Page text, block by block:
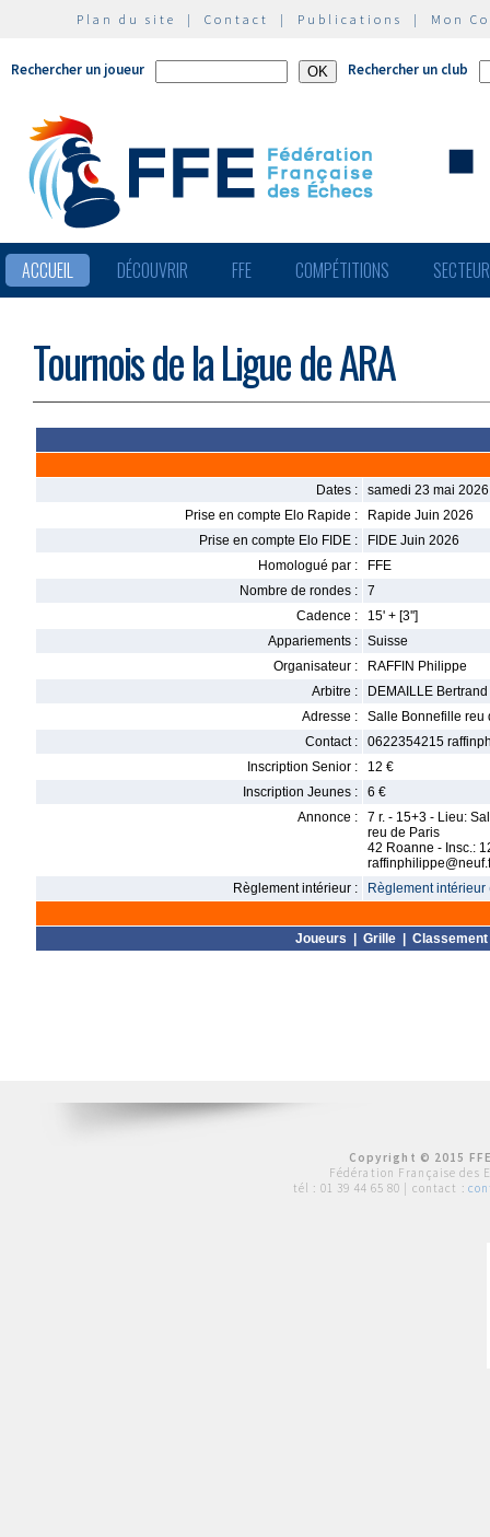
Plan du site | Contact | Publications | Mon
Rechercher un joueur Rechercher un club
ACCUEIL DÉCOUVRIR FFE COMPÉTITIONS
Tournois de la Ligue de ARA
Dates :
samedi 23 mai
Prise en compte Elo Rapide :
Rapide Juin 2026
Prise en compte Elo FIDE :
FIDE Juin 2026
Homologué par :
FFE
Nombre de rondes :
7
Cadence :
15' + [3'']
Appariements :
Suisse
Organisateur :
RAFFIN Philippe
Arbitre :
DEMAILLE Bertrand
Adresse :
Salle Bonnefille reu
Contact :
0622354215
Inscription Senior :
12 €
Inscription Jeunes :
6 €
Annonce :
7 r. - 15+3 - Lieu:
reu de Paris
42 Roanne - Insc.:
Règlement intérieur :
Règlement intérieur
Joueurs Grille Classement
Copyright © 2015
Fédération Française des
tél : 01 39 44 65 80 | contact :